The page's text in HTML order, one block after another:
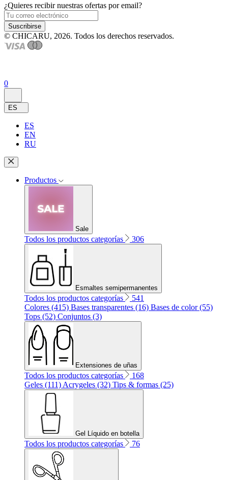
¿Quieres recibir nuestras ofertas por email?
Suscribirse
© CHICARU, 2026. Todos los derechos reservados.
0
ES
ES
EN
RU
Productos
Sale
Todos los productos categorías 306
Esmaltes semipermanentes
Todos los productos categorías
541
Colores (415) Bases transparentes (16) Bases de color (55)
Tops (52) Conjuntos (3)
Extensiones de uñas
Todos los productos categorías
168
Geles (111) Acrygeles (32) Tips & formas (25)
Gel Líquido en botella
Todos los productos categorías 76